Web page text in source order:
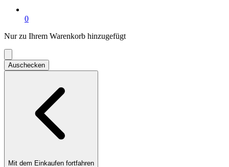
0Artikel
Einkaufswagen
Nur zu Ihrem Warenkorb hinzugefügt
Auschecken
Mit dem Einkaufen fortfahren